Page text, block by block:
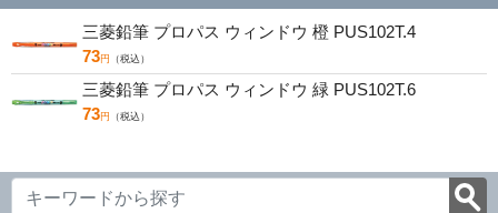
三菱鉛筆 プロパス ウィンドウ 橙 PUS102T.4
73円 （税込）
三菱鉛筆 プロパス ウィンドウ 緑 PUS102T.6
73円 （税込）